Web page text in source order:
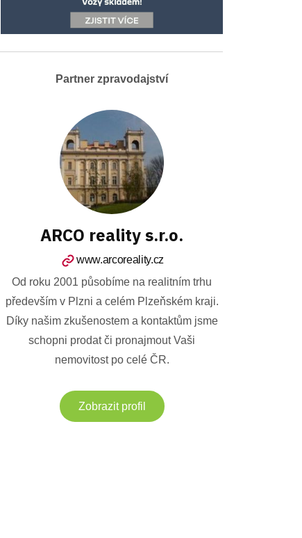
Partner zpravodajství
ARCO reality s.r.o.
www.arcoreality.cz
Od roku 2001 působíme na realitním trhu
především v Plzni a celém Plzeňském kraji.
Díky našim zkušenostem a kontaktům jsme
schopni prodat či pronajmout Vaši
nemovitost po celé ČR.
Zobrazit profil